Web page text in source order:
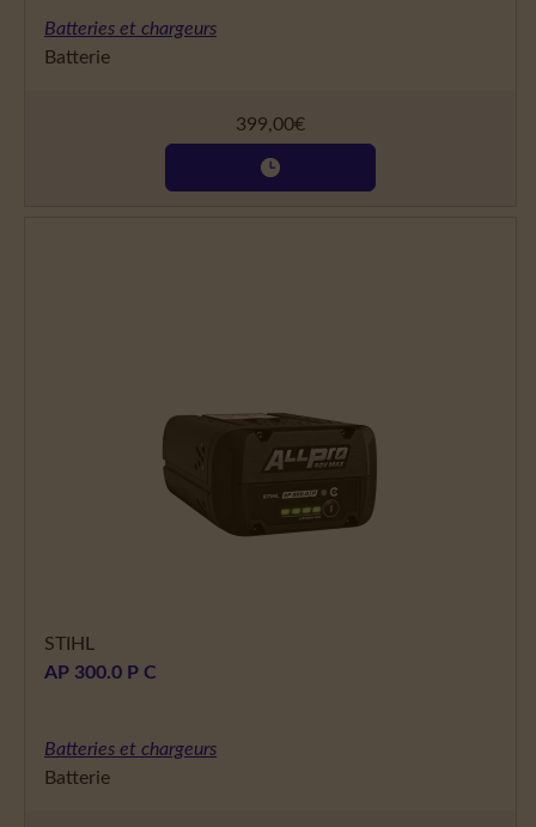
Batteries et chargeurs
Batterie
399,00€
STIHL
AP 300.0 P C
Batteries et chargeurs
Batterie